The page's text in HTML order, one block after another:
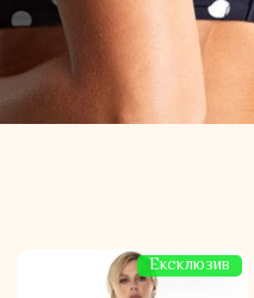
Ексклюзив